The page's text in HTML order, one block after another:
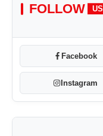
FOLLOW US
Facebook
Instagram